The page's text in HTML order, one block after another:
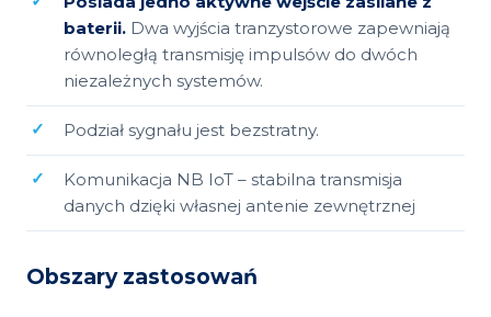
baterii. Dwa wyjścia tranzystorowe zapewniają
równoległą transmisję impulsów do dwóch
niezależnych systemów.
Podział sygnału jest bezstratny.
Komunikacja NB IoT – stabilna transmisja
danych dzięki własnej antenie zewnętrznej
Obszary zastosowań